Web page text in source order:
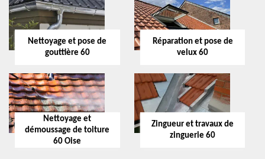
Nettoyage et pose de
gouttière 60
Réparation et pose de
velux 60
Nettoyage et
démoussage de toiture
60 Oise
Zingueur et travaux de
zinguerie 60